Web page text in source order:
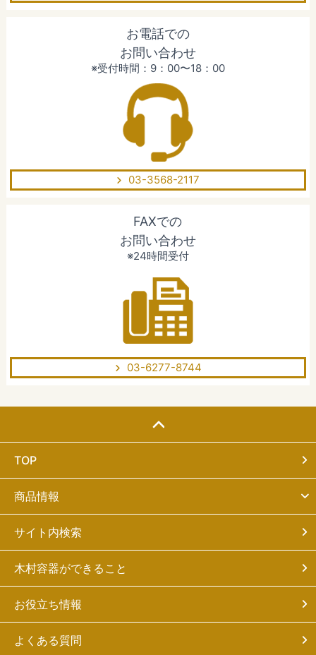
お電話での
お問い合わせ
※受付時間：9：00〜18：00
03-3568-2117
FAXでの
お問い合わせ
※24時間受付
03-6277-8744
TOP
商品情報
サイト内検索
木村容器ができること
お役立ち情報
よくある質問